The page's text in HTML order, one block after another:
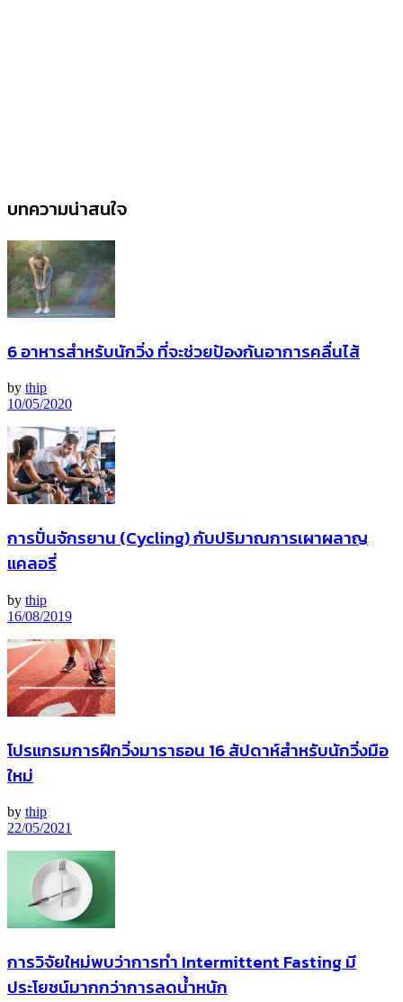
บทความน่าสนใจ
6 อาหารสำหรับนักวิ่ง ที่จะช่วยป้องกันอาการคลื่นไส้
by thip
10/05/2020
การปั่นจักรยาน (Cycling) กับปริมาณการเผาผลาญ
แคลอรี่
by thip
16/08/2019
โปรแกรมการฝึกวิ่งมาราธอน 16 สัปดาห์สำหรับนักวิ่งมือ
ใหม่
by thip
22/05/2021
การวิจัยใหม่พบว่าการทำ Intermittent Fasting มี
ประโยชน์มากกว่าการลดน้ำหนัก